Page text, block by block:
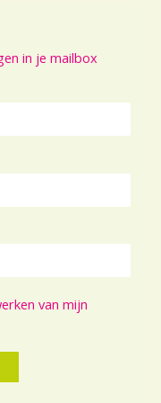
in je mailbox
van mijn